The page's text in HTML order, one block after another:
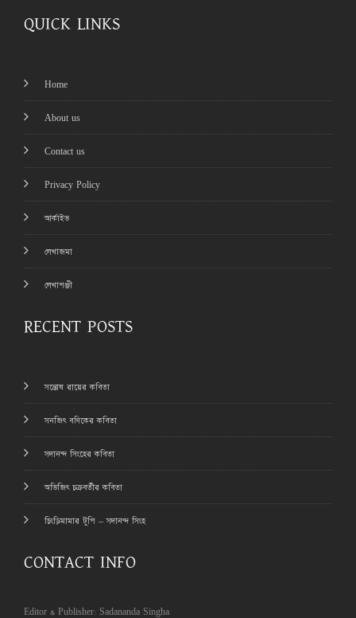
QUICK LINKS
Home
About us
Contact us
Privacy Policy
আর্কাইভ
লেখাজমা
লেখাপঞ্জী
RECENT POSTS
সন্তোষ রায়ের কবিতা
সনজিৎ বণিকের কবিতা
সদানন্দ সিংহের কবিতা
অভিজিৎ চক্রবর্তীর কবিতা
চিংড়িমামার টুপি – সদানন্দ সিংহ
CONTACT INFO
Editor & Publisher: Sadananda Singha